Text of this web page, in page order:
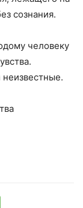
сознания.
человеку
неизвестные.